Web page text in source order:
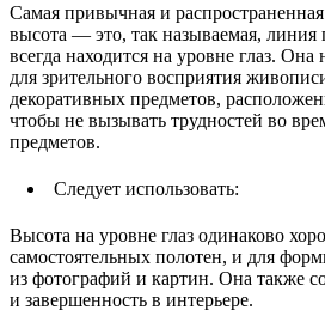
Самая привычная и
высота — это, так называемая, линия
всегда находится на уровне глаз. Она
для зрительного восприятия
декоративных предметов,
чтобы не вызывать трудностей во
предметов.
Следует использовать:
Высота на уровне глаз одинаково
самостоятельных полотен, и для
из фотографий и картин. Она также
и завершенность в интерьере.